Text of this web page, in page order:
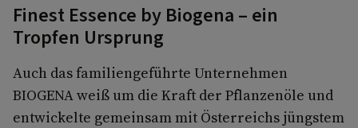
Finest Essence by Biogena – ein
Tropfen Ursprung
Auch das familiengeführte Unternehmen
BIOGENA weiß um die Kraft der Pflanzenöle und
entwickelte gemeinsam mit Österreichs jüngstem